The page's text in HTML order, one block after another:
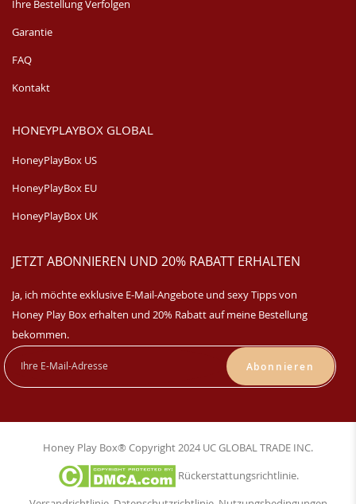
Ihre Bestellung Verfolgen
Garantie
FAQ
Kontakt
HONEYPLAYBOX GLOBAL
HoneyPlayBox US
HoneyPlayBox EU
HoneyPlayBox UK
JETZT ABONNIEREN UND 20% RABATT ERHALTEN
Ja, ich möchte exklusive E-Mail-Angebote und sexy Tipps von
Honey Play Box erhalten und 20% Rabatt auf meine Bestellung
bekommen.
Abonnieren
Honey Play Box® Copyright 2024 UC GLOBAL TRADE INC.
Rückerstattungsrichtlinie.